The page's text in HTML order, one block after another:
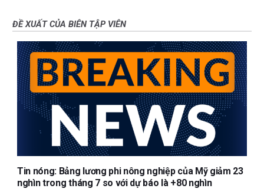
ĐỀ XUẤT CỦA BIÊN TẬP VIÊN
Tin nóng: Bảng lương phi nông nghiệp của Mỹ giảm 23
nghìn trong tháng 7 so với dự báo là +80 nghìn